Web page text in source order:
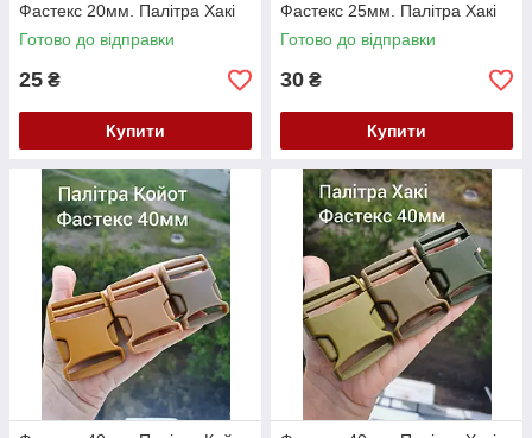
Фастекс 20мм. Палітра Хакі
Готово до відправки
25 ₴
Купити
Фастекс 25мм. Палітра Хакі
Готово до відправки
30 ₴
Купити